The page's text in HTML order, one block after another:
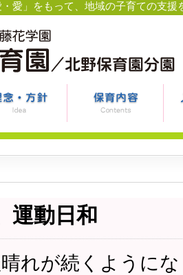
愛」をもって、地域の子育ての支援
運動日和
れが続くように